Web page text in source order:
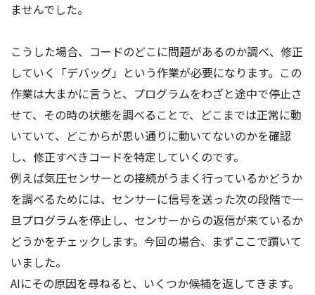
ませんでした。
こうした場合、コードのどこに問題があるのか調べ、修正
していく「デバッグ」という作業が必要になります。この
作業は大まかに言うと、プログラムをわざと途中で停止さ
せて、その時の状態を調べることで、どこまでは正常に動
いていて、どこからが思い通りに動いてないのかを確認
し、修正すべきコードを特定していくのです。
例えば気圧センサーとの接続がうまく行っているかどうか
を調べるためには、センサーに信号を送った次の段階で一
旦プログラムを停止し、センサーからの返信が来ているか
どうかをチェックします。今回の場合、まずここで躓いて
いました。
AIにその原因を尋ねると、いくつか候補を返してきます。